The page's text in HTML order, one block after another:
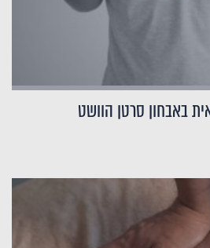
באבחון סרטן הוושט